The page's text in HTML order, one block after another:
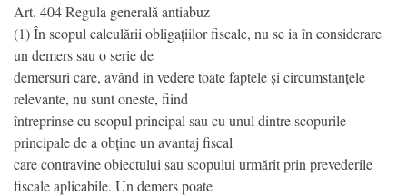
Art. 404 Regula generală antiabuz
(1) În scopul calculării obligațiilor fiscale, nu se ia în considerare
un demers sau o serie de
demersuri care, având în vedere toate faptele și circumstanțele
relevante, nu sunt oneste, fiind
întreprinse cu scopul principal sau cu unul dintre scopurile
principale de a obține un avantaj fiscal
care contravine obiectului sau scopului urmărit prin prevederile
fiscale aplicabile. Un demers poate